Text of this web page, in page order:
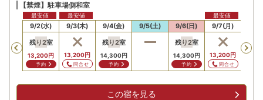
【禁煙】駐車場側和室
Previous
円
9/2(水)
残り2室
13,200円
予約
最安値
9/3(木)
13,200円
問合せ
最安値
9/4(金)
残り2室
14,300円
予約
9/5(土)
9/6(日)
残り2室
14,300円
予約
9/7(月)
13,200円
問合せ
最安値
この宿を見る